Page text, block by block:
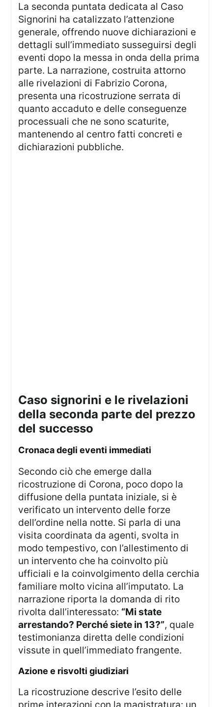
La seconda puntata dedicata al Caso
Signorini ha catalizzato l’attenzione
generale, offrendo nuove dichiarazioni e
dettagli sull’immediato susseguirsi degli
eventi dopo la messa in onda della prima
parte. La narrazione, costruita attorno
alle rivelazioni di Fabrizio Corona,
presenta una ricostruzione serrata di
quanto accaduto e delle conseguenze
processuali che ne sono scaturite,
mantenendo al centro fatti concreti e
dichiarazioni pubbliche.
caso signorini e le rivelazioni
della seconda parte del prezzo
del successo
cronaca degli eventi immediati
Secondo ciò che emerge dalla
ricostruzione di Corona, poco dopo la
diffusione della puntata iniziale, si è
verificato un intervento delle forze
dell’ordine nella notte. Si parla di una
visita coordinata da agenti, svolta in
modo tempestivo, con l’allestimento di
un intervento che ha coinvolto più
ufficiali e la coinvolgimento della cerchia
familiare molto vicina all’imputato. La
narrazione riporta la domanda di rito
rivolta dall’interessato: “Mi state
arrestando? Perché siete in 13?”, quale
testimonianza diretta delle condizioni
vissute in quell’immediato frangente.
azione e risvolti giudiziari
La ricostruzione descrive l’esito delle
prime interazioni con la magistratura: un